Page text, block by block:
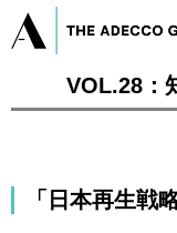
VOL.28：
「日本再生戦